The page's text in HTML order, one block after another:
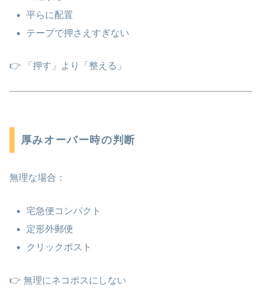
平らに配置
テープで押さえすぎない
👉 「押す」より「整える」
厚みオーバー時の判断
無理な場合：
宅急便コンパクト
定形外郵便
クリックポスト
👉 無理にネコポスにしない